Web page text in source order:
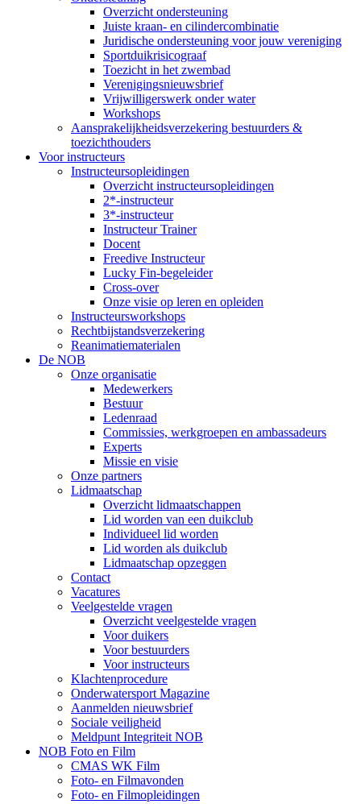
Overzicht ondersteuning
Juiste kraan- en cilindercombinatie
Juridische ondersteuning voor jouw vereniging
Sportduikrisicograaf
Toezicht in het zwembad
Verenigingsnieuwsbrief
Vrijwilligerswerk onder water
Workshops
Aansprakelijkheidsverzekering bestuurders &
toezichthouders
Voor instructeurs
Instructeursopleidingen
Overzicht instructeursopleidingen
2*-instructeur
3*-instructeur
Instructeur Trainer
Docent
Freedive Instructeur
Lucky Fin-begeleider
Cross-over
Onze visie op leren en opleiden
Instructeursworkshops
Rechtbijstandsverzekering
Reanimatiematerialen
De NOB
Onze organisatie
Medewerkers
Bestuur
Ledenraad
Commissies, werkgroepen en ambassadeurs
Experts
Missie en visie
Onze partners
Lidmaatschap
Overzicht lidmaatschappen
Lid worden van een duikclub
Individueel lid worden
Lid worden als duikclub
Lidmaatschap opzeggen
Contact
Vacatures
Veelgestelde vragen
Overzicht veelgestelde vragen
Voor duikers
Voor bestuurders
Voor instructeurs
Klachtenprocedure
Onderwatersport Magazine
Aanmelden nieuwsbrief
Sociale veiligheid
Meldpunt Integriteit NOB
NOB Foto en Film
CMAS WK Film
Foto- en Filmavonden
Foto- en Filmopleidingen